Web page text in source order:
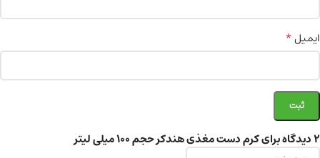
2 دیدگاه برای کرم دست مغذی هندکر حجم ۱۰۰ میلی لیتر
ایمیل*